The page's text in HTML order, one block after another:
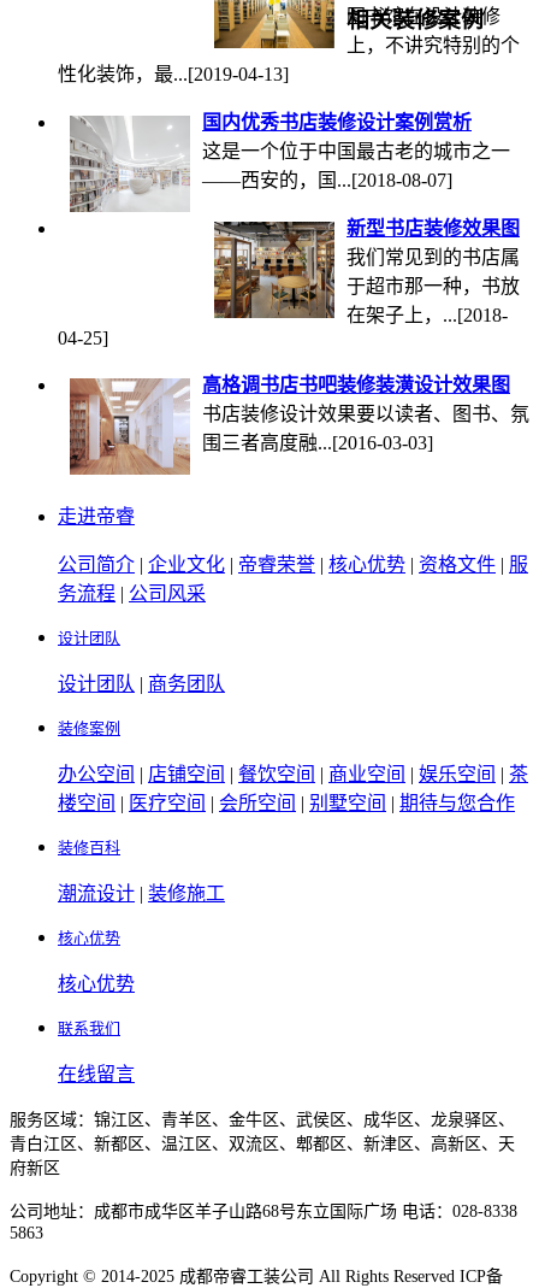
图书馆在设计装修
上，不讲究特别的个
性化装饰，最...[2019-04-13]
国内优秀书店装修设计案例赏析
这是一个位于中国最古老的城市之一
——西安的，国...[2018-08-07]
新型书店装修效果图
我们常见到的书店属
于超市那一种，书放
在架子上，...[2018-
04-25]
高格调书店书吧装修装潢设计效果图
书店装修设计效果要以读者、图书、氛
围三者高度融...[2016-03-03]
相关装修案例
走进帝睿
公司简介 | 企业文化 | 帝睿荣誉 | 核心优势 | 资格文件 | 服
务流程 | 公司风采
设计团队
设计团队 | 商务团队
装修案例
办公空间 | 店铺空间 | 餐饮空间 | 商业空间 | 娱乐空间 | 茶
楼空间 | 医疗空间 | 会所空间 | 别墅空间 | 期待与您合作
装修百科
潮流设计 | 装修施工
核心优势
核心优势
联系我们
在线留言
服务区域：锦江区、青羊区、金牛区、武侯区、成华区、龙泉驿区、
青白江区、新都区、温江区、双流区、郫都区、新津区、高新区、天
府新区
公司地址：成都市成华区羊子山路68号东立国际广场 电话：028-8338
5863
Copyright © 2014-2025 成都帝睿工装公司 All Rights Reserved ICP备